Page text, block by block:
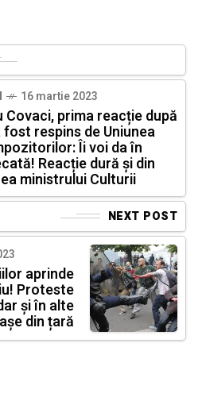
16 martie 2023
Covaci, prima reacție după
fost respins de Uniunea
Îi voi da în
Reacție dură și din
ministrului Culturii
NEXT POST
aprinde
Proteste
și în alte
din țară